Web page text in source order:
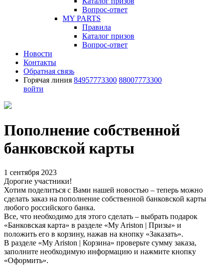
Вопрос-ответ
MY PARTS
Правила
Каталог призов
Вопрос-ответ
Новости
Контакты
Обратная связь
Горячая линия 84957773300 88007773300
войти
Пополнение собственной
банковской карты
1 сентября 2023
Дорогие участники!
Хотим поделиться с Вами нашей новостью – теперь можно
сделать заказ на пополнение собственной банковской карты
любого российского банка.
Все, что необходимо для этого сделать – выбрать подарок
«Банковская карта» в разделе «My Ariston | Призы» и
положить его в корзину, нажав на кнопку «Заказать».
В разделе «My Ariston | Корзина» проверьте сумму заказа,
заполните необходимую информацию и нажмите кнопку
«Оформить».